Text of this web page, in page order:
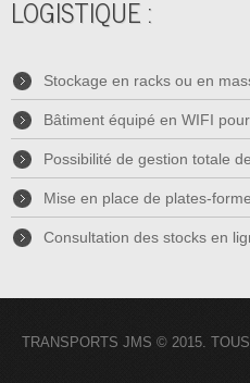
LOGISTIQUE :
Stockage en racks ou en
Bâtiment équipé en WIFI
Possibilité de gestion totale
Mise en place de plates-
Consultation des stocks en
TRANSPORTS JMS © 2015.